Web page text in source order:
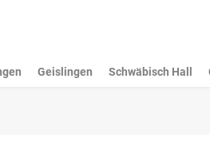
Geislingen Schwäbisch Hall